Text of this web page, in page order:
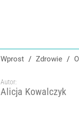
Wprost / Zdrowie /
Autor:
Alicja Kowalczyk